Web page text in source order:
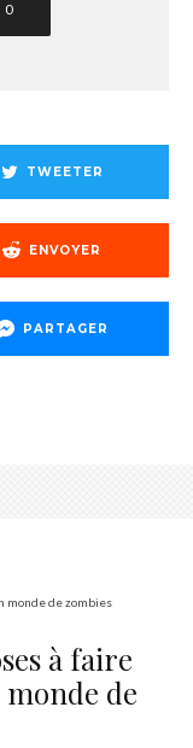
0
TWEETER
ENVOYER
PARTAGER
monde de zombies
à faire
de